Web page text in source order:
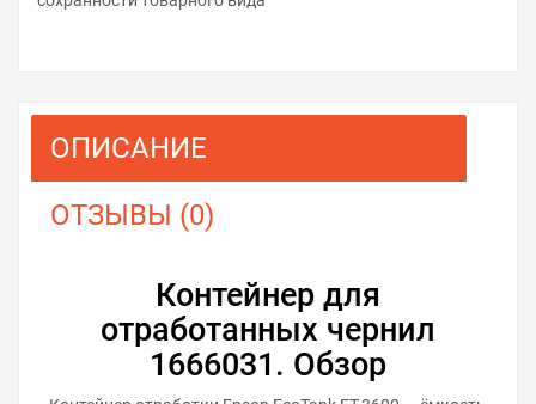
ОПИСАНИЕ
ОТЗЫВЫ (0)
Контейнер для
отработанных чернил
1666031. Обзор